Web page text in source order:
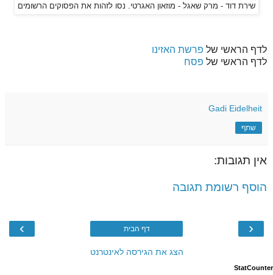
שירת דוד - מרק שאגל - מוזאון האגרטי. נסו לזהות את הפסוקים הרשומים
לדף הראשי של פרשת האזינו
לדף הראשי של פסח
Gadi Eidelheit
שתף
אין תגובות:
הוסף רשומת תגובה
‹
› דף הבית
הצג את הגירסה לאינטרנט
StatCounter